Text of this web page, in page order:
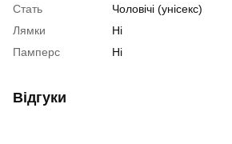
Стать
Чоловічі (унісекс)
Лямки
Ні
Памперс
Ні
Відгуки